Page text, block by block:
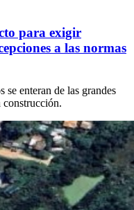
para exigir
a las normas
enteran de las grandes
construcción.